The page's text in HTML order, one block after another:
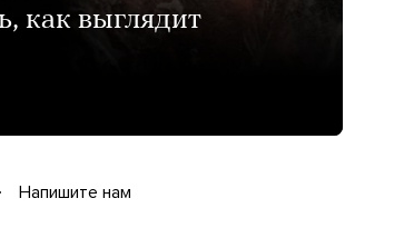
как выглядит
Напишите нам